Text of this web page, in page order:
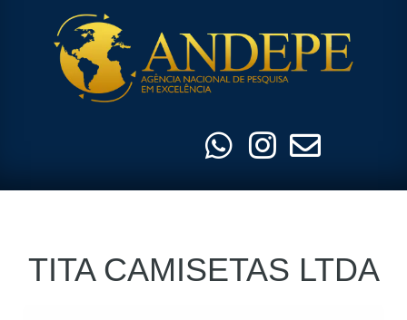
TITA CAMISETAS LTDA